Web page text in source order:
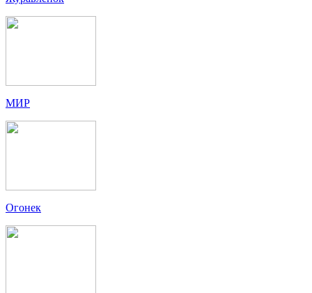
МИР
Огонек